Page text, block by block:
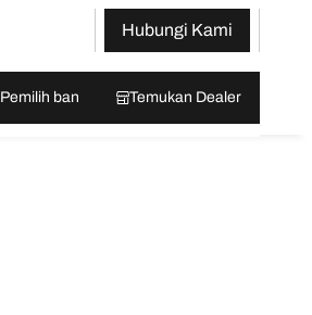
Hubungi Kami
Pemilih ban Temukan Dealer